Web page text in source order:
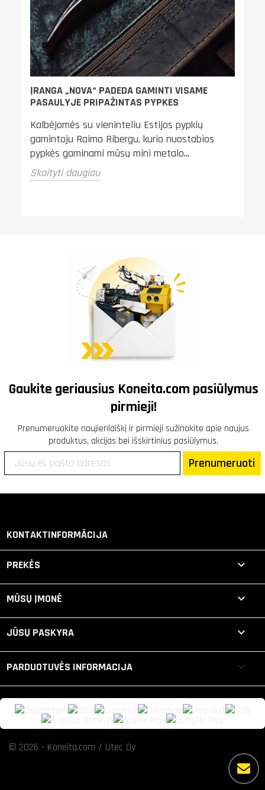
ĮRANGA „NOVA“ PADEDA GAMINTI VISAME
PASAULYJE PRIPAŽINTAS PYPKES
Kalbėjomės su vieninteliu Estijos pypkių
gamintoju Raimo Ribergu, kurio nuostabios
pypkės gaminami mūsų mini metalo...
Skaityti daugiau
Gaukite geriausius Koneita.com pasiūlymus
pirmieji!
Prenumeruokite naujienlaiškį ir pirmieji sužinokite apie naujus
produktus, akcijas bei išskirtinius pasiūlymus.
Prenumeruoti
KONTAKTINFORMĀCIJA
PREKĖS 
MŪSŲ ĮMONĖ 
JŪSŲ PASKYRA 
PARDUOTUVĖS INFORMACIJA keyboard_arrow_down
© 2026 - Koneita.com / Utec Oy